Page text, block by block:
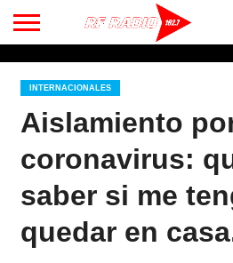
CONTACTO
BIENVENIDOS
A RF 102.7 FM
INTERNACIONALES
Aislamiento
coronavirus:
saber si me
quedar en